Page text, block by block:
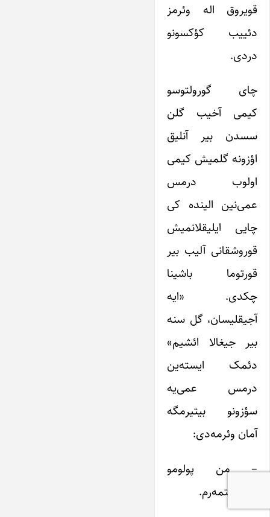
قویروق اله وئرمز
دئییب کؤکسونو
دردی.
چای گورولتوسو
کیمی آخیب گلن
سسدن بیر آنلیق
اؤزونه گلمیش کیمی
اولوب درمس
عمی‌نین الینده کی
چایی ایلیقلانمیش
قوروشقانی آلیب بیر
قورتوما باشینا
چکدی. «ایه
آجیقلیسان، گل سنه
بیر جیغالا ائشیم»
دئمک ایسته‌ین
درمس عمی‌یه
سؤزونو بیتیرمگه
آمان وئرمه‌دی:
– من پولومو
توستولتمه‌رم.